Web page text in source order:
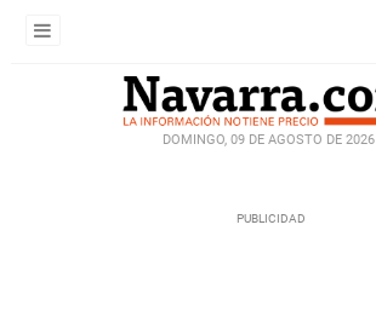
DOMINGO, 09 DE AGOSTO DE 2026